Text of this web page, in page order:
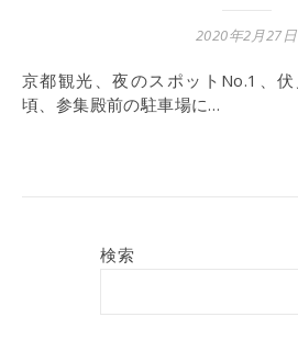
2020年2月27日
京都観光、夜のスポットNo.1、伏見稲荷大社 21時40分
頃、参集殿前の駐車場に…
検索